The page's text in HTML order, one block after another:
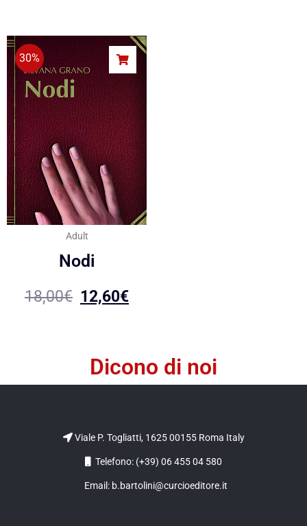
30%
Adult
Nodi
18,00€ 12,60€
Dicono di noi
Viale P. Togliatti, 1625 00155 Roma Italy
Telefono: (+39) 06 455 04 580
Email: b.bartolini@curcioeditore.it